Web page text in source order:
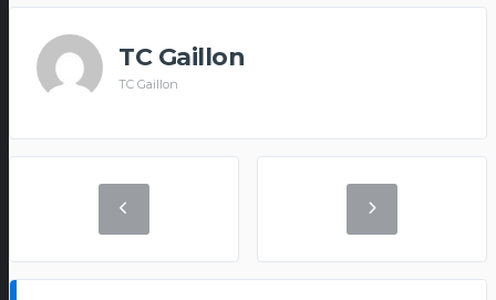
TC Gaillon
TC Gaillon